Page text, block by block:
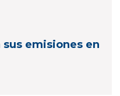
sus emisiones en